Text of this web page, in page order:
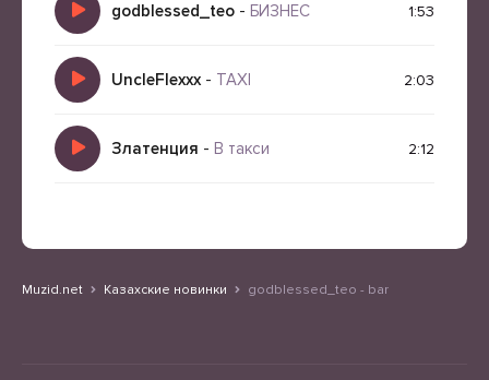
godblessed_teo - БИЗНЕС 1:53
UncleFlexxx - TAXI 2:03
Златенция - В такси 2:12
Muzid.net Казахские новинки godblessed_teo - bar